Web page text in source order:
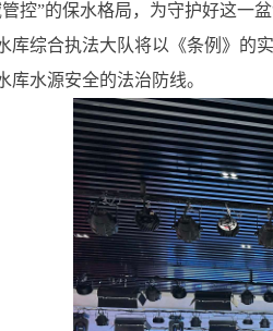
控”的保水格局，为守护好这一
库综合执法大队将以《条例》的
库水源安全的法治防线。